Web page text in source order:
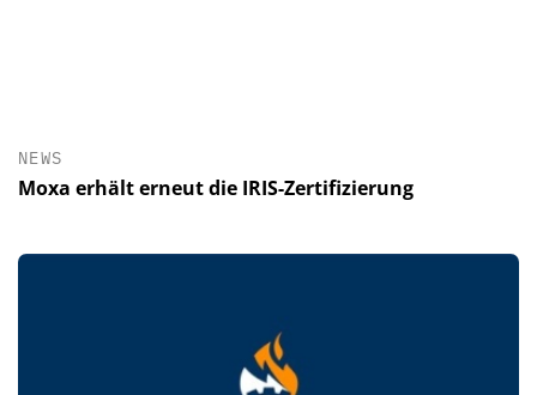
NEWS
Moxa erhält erneut die IRIS-Zertifizierung